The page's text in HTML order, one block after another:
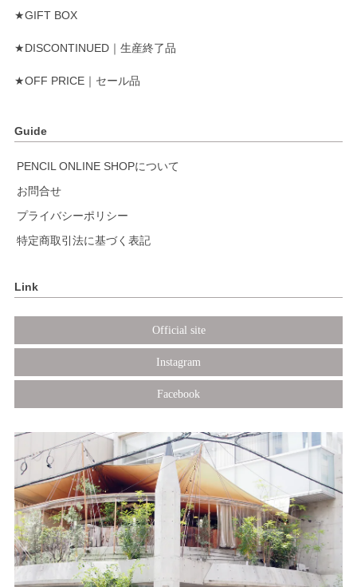
★GIFT BOX
★DISCONTINUED｜生産終了品
★OFF PRICE｜セール品
Guide
PENCIL ONLINE SHOPについて
お問合せ
プライバシーポリシー
特定商取引法に基づく表記
Link
Official site
Instagram
Facebook